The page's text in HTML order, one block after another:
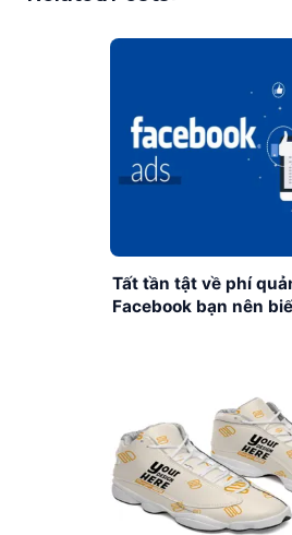
Tất tần tật về phí
Facebook bạn nên